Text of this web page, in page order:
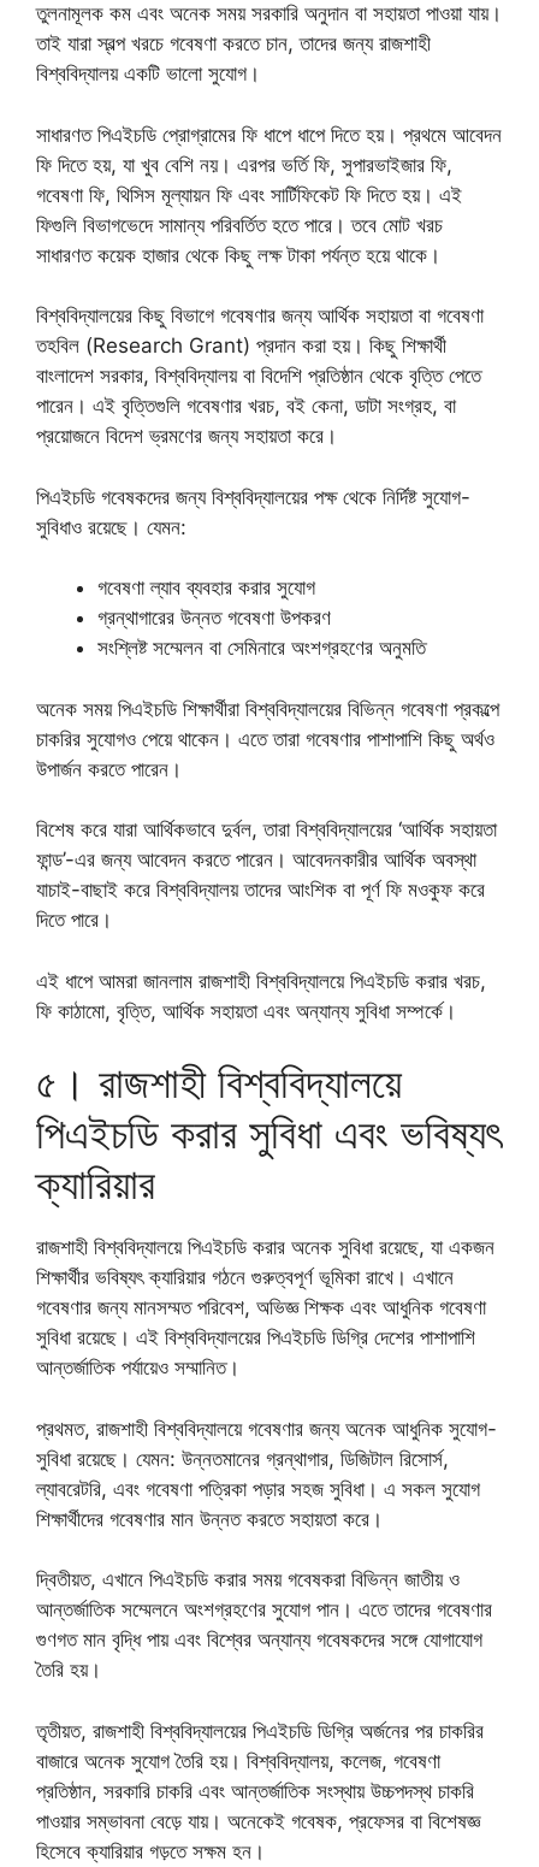
তুলনামূলক কম এবং অনেক সময় সরকারি অনুদান বা সহায়তা পাওয়া যায়।
তাই যারা স্বল্প খরচে গবেষণা করতে চান, তাদের জন্য রাজশাহী
বিশ্ববিদ্যালয় একটি ভালো সুযোগ।
সাধারণত পিএইচডি প্রোগ্রামের ফি ধাপে ধাপে দিতে হয়। প্রথমে আবেদন
ফি দিতে হয়, যা খুব বেশি নয়। এরপর ভর্তি ফি, সুপারভাইজার ফি,
গবেষণা ফি, থিসিস মূল্যায়ন ফি এবং সার্টিফিকেট ফি দিতে হয়। এই
ফিগুলি বিভাগভেদে সামান্য পরিবর্তিত হতে পারে। তবে মোট খরচ
সাধারণত কয়েক হাজার থেকে কিছু লক্ষ টাকা পর্যন্ত হয়ে থাকে।
বিশ্ববিদ্যালয়ের কিছু বিভাগে গবেষণার জন্য আর্থিক সহায়তা বা গবেষণা
তহবিল (Research Grant) প্রদান করা হয়। কিছু শিক্ষার্থী
বাংলাদেশ সরকার, বিশ্ববিদ্যালয় বা বিদেশি প্রতিষ্ঠান থেকে বৃত্তি পেতে
পারেন। এই বৃত্তিগুলি গবেষণার খরচ, বই কেনা, ডাটা সংগ্রহ, বা
প্রয়োজনে বিদেশ ভ্রমণের জন্য সহায়তা করে।
পিএইচডি গবেষকদের জন্য বিশ্ববিদ্যালয়ের পক্ষ থেকে নির্দিষ্ট সুযোগ-
সুবিধাও রয়েছে। যেমন:
গবেষণা ল্যাব ব্যবহার করার সুযোগ
গ্রন্থাগারের উন্নত গবেষণা উপকরণ
সংশ্লিষ্ট সম্মেলন বা সেমিনারে অংশগ্রহণের অনুমতি
অনেক সময় পিএইচডি শিক্ষার্থীরা বিশ্ববিদ্যালয়ের বিভিন্ন গবেষণা প্রকল্পে
চাকরির সুযোগও পেয়ে থাকেন। এতে তারা গবেষণার পাশাপাশি কিছু অর্থও
উপার্জন করতে পারেন।
বিশেষ করে যারা আর্থিকভাবে দুর্বল, তারা বিশ্ববিদ্যালয়ের ‘আর্থিক সহায়তা
ফান্ড’-এর জন্য আবেদন করতে পারেন। আবেদনকারীর আর্থিক অবস্থা
যাচাই-বাছাই করে বিশ্ববিদ্যালয় তাদের আংশিক বা পূর্ণ ফি মওকুফ করে
দিতে পারে।
এই ধাপে আমরা জানলাম রাজশাহী বিশ্ববিদ্যালয়ে পিএইচডি করার খরচ,
ফি কাঠামো, বৃত্তি, আর্থিক সহায়তা এবং অন্যান্য সুবিধা সম্পর্কে।
৫। রাজশাহী বিশ্ববিদ্যালয়ে
পিএইচডি করার সুবিধা এবং ভবিষ্যৎ
ক্যারিয়ার
রাজশাহী বিশ্ববিদ্যালয়ে পিএইচডি করার অনেক সুবিধা রয়েছে, যা একজন
শিক্ষার্থীর ভবিষ্যৎ ক্যারিয়ার গঠনে গুরুত্বপূর্ণ ভূমিকা রাখে। এখানে
গবেষণার জন্য মানসম্মত পরিবেশ, অভিজ্ঞ শিক্ষক এবং আধুনিক গবেষণা
সুবিধা রয়েছে। এই বিশ্ববিদ্যালয়ের পিএইচডি ডিগ্রি দেশের পাশাপাশি
আন্তর্জাতিক পর্যায়েও সম্মানিত।
প্রথমত, রাজশাহী বিশ্ববিদ্যালয়ে গবেষণার জন্য অনেক আধুনিক সুযোগ-
সুবিধা রয়েছে। যেমন: উন্নতমানের গ্রন্থাগার, ডিজিটাল রিসোর্স,
ল্যাবরেটরি, এবং গবেষণা পত্রিকা পড়ার সহজ সুবিধা। এ সকল সুযোগ
শিক্ষার্থীদের গবেষণার মান উন্নত করতে সহায়তা করে।
দ্বিতীয়ত, এখানে পিএইচডি করার সময় গবেষকরা বিভিন্ন জাতীয় ও
আন্তর্জাতিক সম্মেলনে অংশগ্রহণের সুযোগ পান। এতে তাদের গবেষণার
গুণগত মান বৃদ্ধি পায় এবং বিশ্বের অন্যান্য গবেষকদের সঙ্গে যোগাযোগ
তৈরি হয়।
তৃতীয়ত, রাজশাহী বিশ্ববিদ্যালয়ের পিএইচডি ডিগ্রি অর্জনের পর চাকরির
বাজারে অনেক সুযোগ তৈরি হয়। বিশ্ববিদ্যালয়, কলেজ, গবেষণা
প্রতিষ্ঠান, সরকারি চাকরি এবং আন্তর্জাতিক সংস্থায় উচ্চপদস্থ চাকরি
পাওয়ার সম্ভাবনা বেড়ে যায়। অনেকেই গবেষক, প্রফেসর বা বিশেষজ্ঞ
হিসেবে ক্যারিয়ার গড়তে সক্ষম হন।